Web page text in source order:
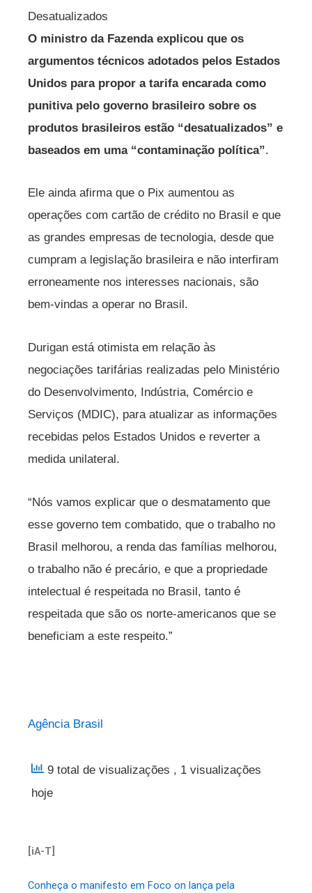
Desatualizados
O ministro da Fazenda explicou que os
argumentos técnicos adotados pelos Estados
Unidos para propor a tarifa encarada como
punitiva pelo governo brasileiro sobre os
produtos brasileiros estão “desatualizados” e
baseados em uma “contaminação política”.
Ele ainda afirma que o Pix aumentou as
operações com cartão de crédito no Brasil e que
as grandes empresas de tecnologia, desde que
cumpram a legislação brasileira e não interfiram
erroneamente nos interesses nacionais, são
bem-vindas a operar no Brasil.
Durigan está otimista em relação às
negociações tarifárias realizadas pelo Ministério
do Desenvolvimento, Indústria, Comércio e
Serviços (MDIC), para atualizar as informações
recebidas pelos Estados Unidos e reverter a
medida unilateral.
“Nós vamos explicar que o desmatamento que
esse governo tem combatido, que o trabalho no
Brasil melhorou, a renda das famílias melhorou,
o trabalho não é precário, e que a propriedade
intelectual é respeitada no Brasil, tanto é
respeitada que são os norte-americanos que se
beneficiam a este respeito.”
Agência Brasil
9 total de visualizações , 1 visualizações
hoje
[iA-T]
Conheça o manifesto em Foco on lança pela